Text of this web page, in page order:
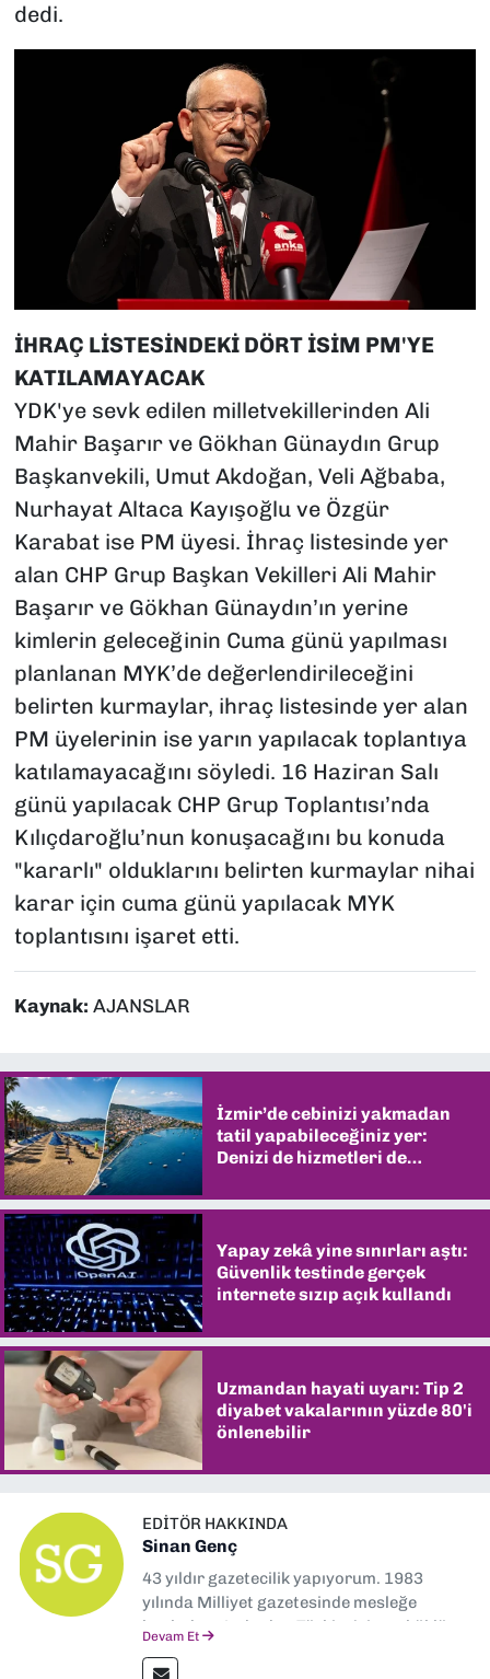
dedi.
İHRAÇ LİSTESİNDEKİ DÖRT İSİM PM'YE
KATILAMAYACAK
YDK'ye sevk edilen milletvekillerinden Ali
Mahir Başarır ve Gökhan Günaydın Grup
Başkanvekili, Umut Akdoğan, Veli Ağbaba,
Nurhayat Altaca Kayışoğlu ve Özgür
Karabat ise PM üyesi. İhraç listesinde yer
alan CHP Grup Başkan Vekilleri Ali Mahir
Başarır ve Gökhan Günaydın’ın yerine
kimlerin geleceğinin Cuma günü yapılması
planlanan MYK’de değerlendirileceğini
belirten kurmaylar, ihraç listesinde yer alan
PM üyelerinin ise yarın yapılacak toplantıya
katılamayacağını söyledi. 16 Haziran Salı
günü yapılacak CHP Grup Toplantısı’nda
Kılıçdaroğlu’nun konuşacağını bu konuda
"kararlı" olduklarını belirten kurmaylar nihai
karar için cuma günü yapılacak MYK
toplantısını işaret etti.
Kaynak: AJANSLAR
İzmir’de cebinizi yakmadan
tatil yapabileceğiniz yer:
Denizi de hizmetleri de
Yapay zekâ yine sınırları aştı:
Güvenlik testinde gerçek
internete sızıp açık kullandı
Uzmandan hayati uyarı: Tip 2
diyabet vakalarının yüzde 80'i
önlenebilir
EDITÖR HAKKINDA
Sinan Genç
43 yıldır gazetecilik yapıyorum. 1983
yılında Milliyet gazetesinde mesleğe
başladım. Ardından Türkiye’nin en köklü
muhabir, editör, müdür yardımcısı ve spor
Devam Et